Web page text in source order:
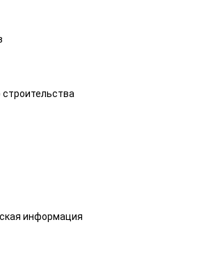
информация